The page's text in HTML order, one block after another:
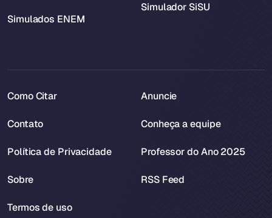
Simulados ENEM
Simulador SiSU
Como Citar
Contato
Política de Privacidade
Sobre
Termos de uso
Anuncie
Conheça a equipe
Professor do Ano 2025
RSS Feed